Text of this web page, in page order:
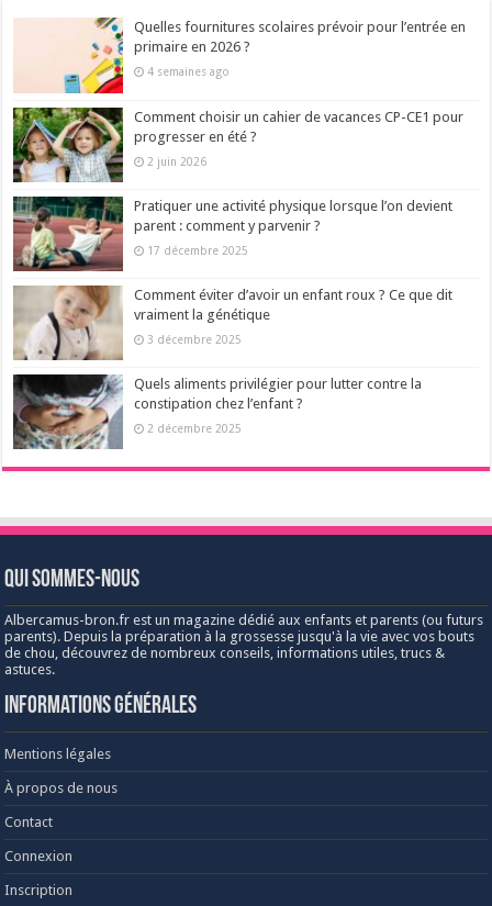
Quelles fournitures scolaires prévoir pour l’entrée en
primaire en 2026 ?
4 semaines ago
Comment choisir un cahier de vacances CP-CE1 pour
progresser en été ?
2 juin 2026
Pratiquer une activité physique lorsque l’on devient
parent : comment y parvenir ?
17 décembre 2025
Comment éviter d’avoir un enfant roux ? Ce que dit
vraiment la génétique
3 décembre 2025
Quels aliments privilégier pour lutter contre la
constipation chez l’enfant ?
2 décembre 2025
Qui sommes-nous
Albercamus-bron.fr est un magazine dédié aux enfants et parents (ou futurs
parents). Depuis la préparation à la grossesse jusqu'à la vie avec vos bouts
de chou, découvrez de nombreux conseils, informations utiles, trucs &
astuces.
Informations générales
Mentions légales
À propos de nous
Contact
Connexion
Inscription